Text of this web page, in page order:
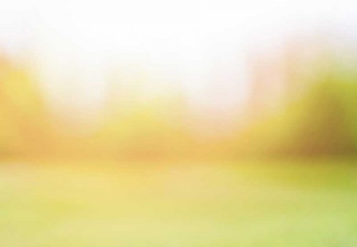
Carrières chez Luxair